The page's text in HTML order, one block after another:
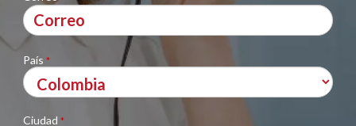
País*
Ciudad*